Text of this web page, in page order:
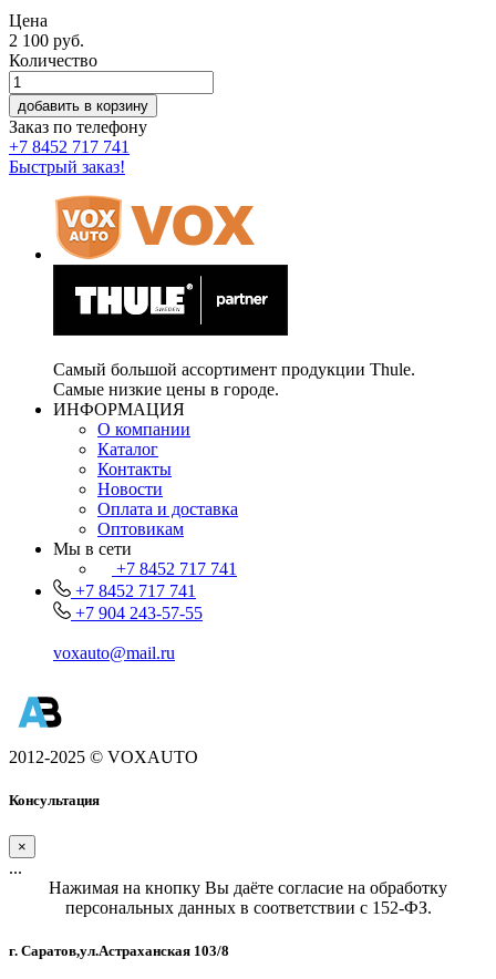
Цена
2 100 руб.
Количество
добавить в корзину
Заказ по телефону
+7 8452 717 741
Быстрый заказ!
Самый большой ассортимент продукции Thule.
Самые низкие цены в городе.
ИНФОРМАЦИЯ
О компании
Каталог
Контакты
Новости
Оплата и доставка
Оптовикам
Мы в сети
+7 8452 717 741
+7 8452 717 741
+7 904 243-57-55
voxauto@mail.ru
2012-2025 © VOXAUTO
Консультация
×
...
Нажимая на кнопку Вы даёте согласие на обработку
персональных данных в соответствии с 152-ФЗ.
г. Саратов,ул.Астраханская 103/8